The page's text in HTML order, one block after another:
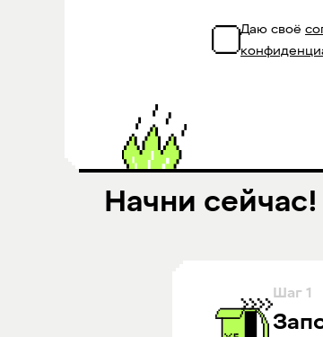
Даю своё
Начни сейчас!
Шаг 1